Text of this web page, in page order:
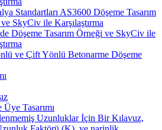
Standartları AS3600 Döşeme Tasarım
SkyCiv ile Karşılaştırma
Döşeme Tasarım Örneği ve SkyCiv ile
ve Çift Yönlü Betonarme Döşeme
Üye Tasarımı
Uzunluklar İçin Bir Kılavuz,